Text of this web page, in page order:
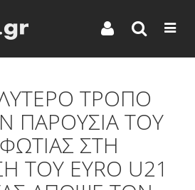
ΤΡΟΠΟ
ΠΑΡΟΥΣΙΑ ΤΟΥ
ΣΤΗ
ΤΟΥ ΕΥRΟ U21